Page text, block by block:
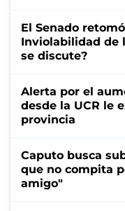
El Senado
Inviolabilidad de
se discute?
Alerta por el
desde la UCR le
provincia
Caputo busca
que no compita
amigo"